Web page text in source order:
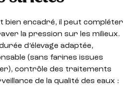
bien encadré, il peut compléter
la pression sur les milieux.
d’élevage adaptée,
(sans farines issues
contrôle des traitements
de la qualité des eaux :